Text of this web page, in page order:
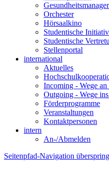
Orchester
Hörsaalkino
Studentische
Studentische
Stellenportal
international
Aktuelles
Incoming - Wege
Outgoing - Wege
Förderprogramme
Veranstaltungen
Kontaktpersonen
intern
An-/Abmelden
Seitenpfad-Navigation